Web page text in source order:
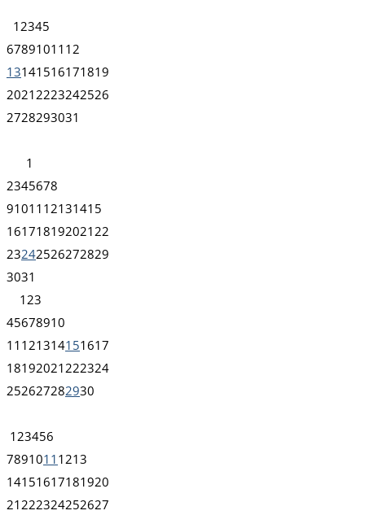
1 2345
67891011 12
13141516171819
2021 2223242526
2728293031
1
2345678
91011 12131415
161718192021 22
23242526272829
3031
1 23
45678910
11 121314151617
18192021 222324
252627282930
1 23456
7891011 1213
14151617181920
21 222324252627